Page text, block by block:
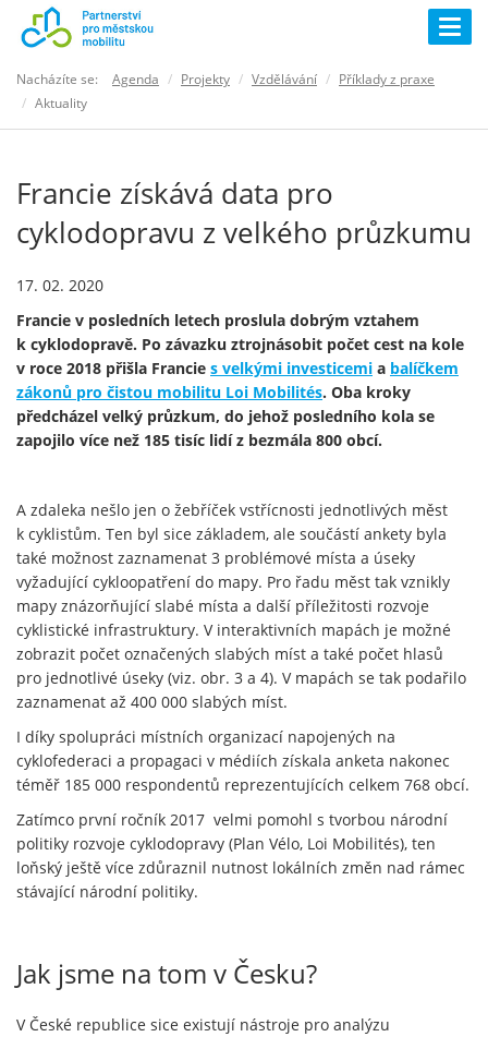
Nacházíte se: Agenda Projekty Vzdělávání
Příklady z praxe
Aktuality
Francie získává data pro
cyklodopravu z velkého průzkumu
17. 02. 2020
Francie v posledních letech proslula dobrým vztahem
k cyklodopravě. Po závazku ztrojnásobit počet cest na kole
v roce 2018 přišla Francie s velkými investicemi a balíčkem
zákonů pro čistou mobilitu Loi Mobilités. Oba kroky
předcházel velký průzkum, do jehož posledního kola se
zapojilo více než 185 tisíc lidí z bezmála 800 obcí.
A zdaleka nešlo jen o žebříček vstřícnosti jednotlivých měst
k cyklistům. Ten byl sice základem, ale součástí ankety byla
také možnost zaznamenat 3 problémové místa a úseky
vyžadující cykloopatření do mapy. Pro řadu měst tak vznikly
mapy znázorňující slabé místa a další příležitosti rozvoje
cyklistické infrastruktury. V interaktivních mapách je možné
zobrazit počet označených slabých míst a také počet hlasů
pro jednotlivé úseky (viz. obr. 3 a 4). V mapách se tak podařilo
zaznamenat až 400 000 slabých míst.
I díky spolupráci místních organizací napojených na
cyklofederaci a propagaci v médiích získala anketa nakonec
téměř 185 000 respondentů reprezentujících celkem 768 obcí.
Zatímco první ročník 2017 velmi pomohl s tvorbou národní
politiky rozvoje cyklodopravy (Plan Vélo, Loi Mobilités), ten
loňský ještě více zdůraznil nutnost lokálních změn nad rámec
stávající národní politiky.
Jak jsme na tom v Česku?
V České republice sice existují nástroje pro analýzu